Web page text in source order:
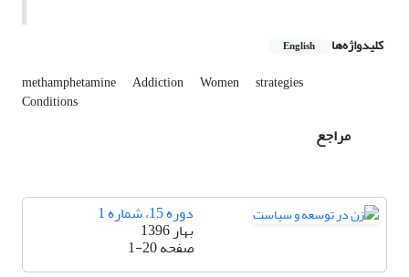
کلیدواژه‌ها English
methamphetamine Addiction Women strategies
Conditions
مراجع
دوره 15، شماره 1
بهار 1396
صفحه1-20